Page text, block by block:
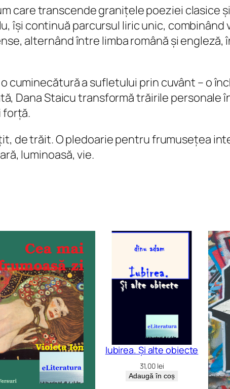
care transcende granițele poeziei clasice
își continuă parcursul liric unic, combinând
alternând între limba română și engleză,
cuminecătură a sufletului prin cuvânt – o
Dana Staicu transformă trăirile personale
forță.
de trăit. O pledoarie pentru frumusețea
luminoasă, vie.
Iubirea. Și alte obiecte
31,00 lei
Adaugă în coș